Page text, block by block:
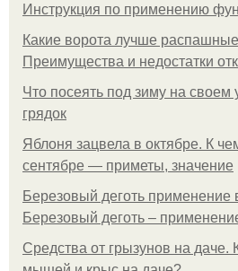
Инструкция по применению
Какие ворота лучше
Преимущества и недостатки
Что посеять под зиму на своем
грядок
Яблоня зацвела в октябре. К
сентябре — приметы, значение
Березовый деготь применение
Березовый деготь –
Средства от грызунов на даче.